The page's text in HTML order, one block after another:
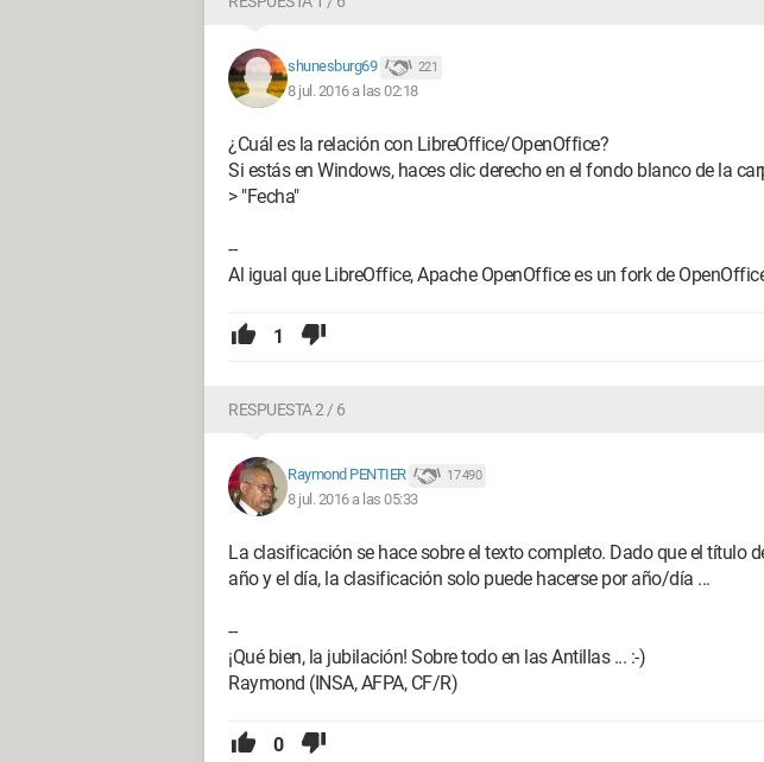
shunesburg69 221
8 jul. 2016 a las 02:18
¿Cuál es la relación con LibreOffice/OpenOffice?
Si estás en Windows, haces clic derecho en el fondo blanco de la
> "Fecha"
--
Al igual que LibreOffice, Apache OpenOffice es un fork de
1
RESPUESTA 2 / 6
Raymond PENTIER 17 490
8 jul. 2016 a las 05:33
La clasificación se hace sobre el texto completo. Dado que el título
año y el día, la clasificación solo puede hacerse por año/día ...
--
¡Qué bien, la jubilación! Sobre todo en las Antillas ... :-)
Raymond (INSA, AFPA, CF/R)
0